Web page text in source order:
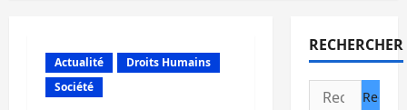
Actualité
Droits Humains
Société
RECHERCHER
Rechercher :